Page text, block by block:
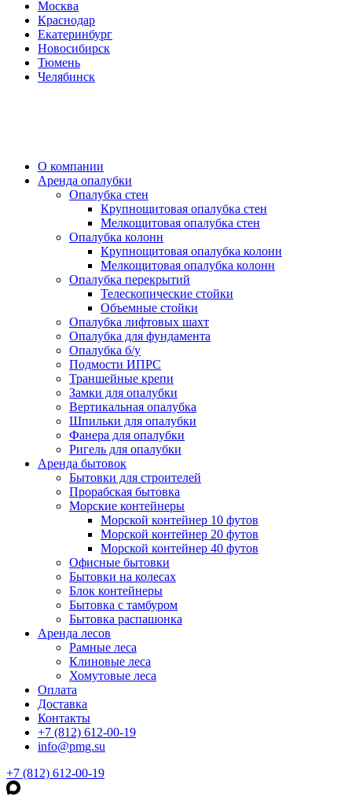
Москва
Краснодар
Екатеринбург
Новосибирск
Тюмень
Челябинск
О компании
Аренда опалубки
Опалубка стен
Крупнощитовая опалубка стен
Мелкощитовая опалубка стен
Опалубка колонн
Крупнощитовая опалубка колонн
Мелкощитовая опалубка колонн
Опалубка перекрытий
Телескопические стойки
Объемные стойки
Опалубка лифтовых шахт
Опалубка для фундамента
Опалубка б/у
Подмости ИПРС
Траншейные крепи
Замки для опалубки
Вертикальная опалубка
Шпильки для опалубки
Фанера для опалубки
Ригель для опалубки
Аренда бытовок
Бытовки для строителей
Прорабская бытовка
Морские контейнеры
Морской контейнер 10 футов
Морской контейнер 20 футов
Морской контейнер 40 футов
Офисные бытовки
Бытовки на колесах
Блок контейнеры
Бытовка с тамбуром
Бытовка распашонка
Аренда лесов
Рамные леса
Клиновые леса
Хомутовые леса
Оплата
Доставка
Контакты
+7 (812) 612-00-19
info@pmg.su
+7 (812) 612-00-19